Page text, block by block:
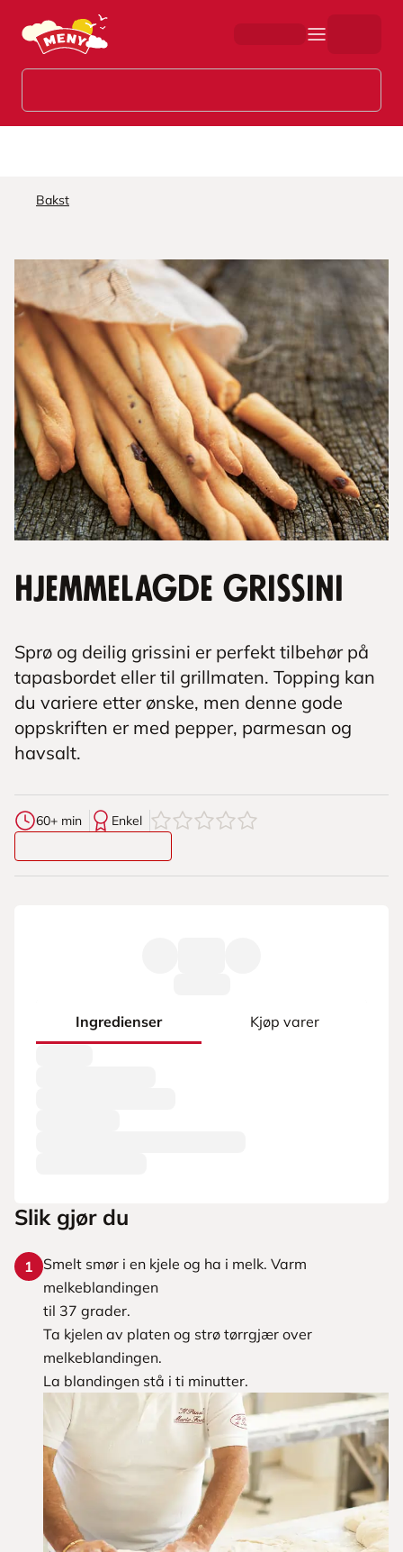
Hopp til hovedinnhold
Bakst
Hjemmelagde grissini
Sprø og deilig grissini er perfekt tilbehør på
tapasbordet eller til grillmaten. Topping kan
du variere etter ønske, men denne gode
oppskriften er med pepper, parmesan og
havsalt.
60+ min Enkel 0av5stjerner
Ingredienser Kjøp varer
Slik gjør du
1
Smelt smør i en kjele og ha i melk. Varm
melkeblandingen
til 37 grader.
Ta kjelen av platen og strø tørrgjær over
melkeblandingen.
La blandingen stå i ti minutter.